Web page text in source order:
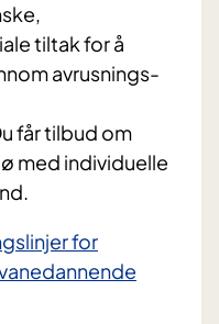
tiltak for å
avrusnings-
får tilbud om
med individuelle
for